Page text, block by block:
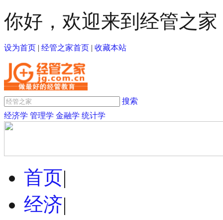
你好，欢迎来到经管之家
设为首页 | 经管之家首页 | 收藏本站
搜索
经济学 管理学 金融学 统计学
首页|
经济|